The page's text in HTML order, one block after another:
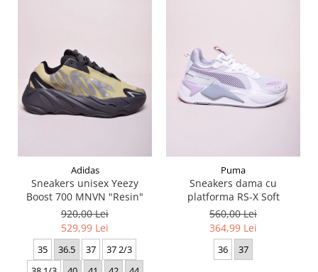
Adidas
Sneakers unisex Yeezy
Boost 700 MNVN "Resin"
920,00 Lei
529,99 Lei
35 36.5 37
37 2/3
Puma
Sneakers dama cu
platforma RS-X Soft
560,00 Lei
364,99 Lei
36 37